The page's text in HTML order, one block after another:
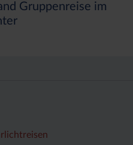
Gruppenreise im